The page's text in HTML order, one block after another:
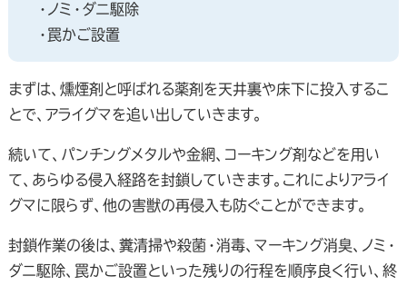
・ノミ・ダニ駆除
・罠かご設置
まずは、燻煙剤と呼ばれる薬剤を天井裏や床下に投入するこ
とで、アライグマを追い出していきます。
続いて、パンチングメタルや金網、コーキング剤などを用い
て、あらゆる侵入経路を封鎖していきます。これによりアライ
グマに限らず、他の害獣の再侵入も防ぐことができます。
封鎖作業の後は、糞清掃や殺菌・消毒、マーキング消臭、ノミ・
ダニ駆除、罠かご設置といった残りの行程を順序良く行い、終